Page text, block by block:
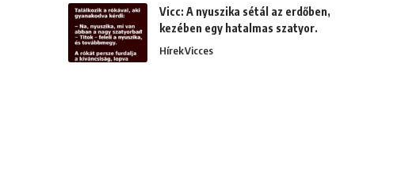
Vicc: A nyuszika sétál az erdőben,
kezében egy hatalmas szatyor.
HírekVicces